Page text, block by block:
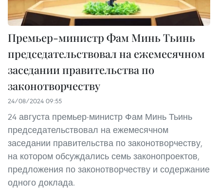
Премьер-министр Фам Минь Тьинь
председательствовал на ежемесячном
заседании правительства по
законотворчеству
24/08/2024 09:55
24 августа премьер-министр Фам Минь Тьинь
председательствовал на ежемесячном
заседании правительства по законотворчеству,
на котором обсуждались семь законопроектов,
предложения по законотворчеству и содержание
одного доклада.